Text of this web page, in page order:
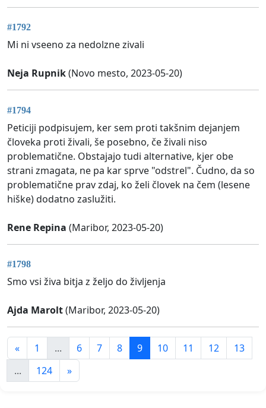
#1792
Mi ni vseeno za nedolzne zivali
Neja Rupnik(Novo mesto, 2023-05-20)
#1794
Peticiji podpisujem, ker sem proti takšnim dejanjem
človeka proti živali, še posebno, če živali niso
problematične. Obstajajo tudi alternative, kjer obe
strani zmagata, ne pa kar sprve "odstrel". Čudno, da so
problematične prav zdaj, ko želi človek na čem (lesene
hiške) dodatno zaslužiti.
Rene Repina (Maribor, 2023-05-20)
#1798
Smo vsi živa bitja z željo do življenja
Ajda Marolt(Maribor, 2023-05-20)
« 1 ... 6 7 8 9 10 11 12
13
...
124 »